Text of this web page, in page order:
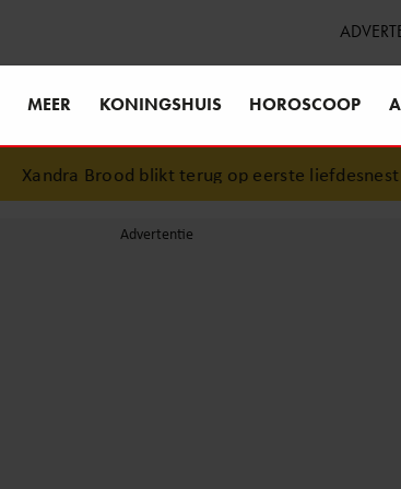
MEER KONINGSHUIS HOROSCOOP
Xandra Brood blikt terug op eerste liefdesnest